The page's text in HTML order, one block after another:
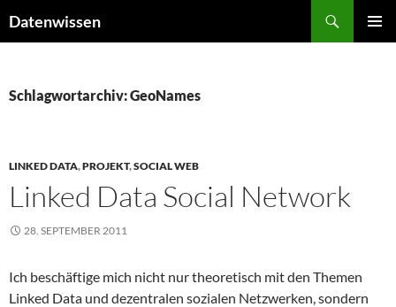
Inhalt
Datenwissen
Schlagwortarchiv: GeoNames
LINKED DATA,PROJEKT,SOCIAL WEB
Linked Data Social Network
28. SEPTEMBER 2011
Ich beschäftige mich nicht nur theoretisch mit den Themen
Linked Data und dezentralen sozialen Netzwerken, sondern